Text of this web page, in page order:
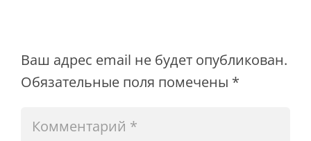
Ваш адрес email не будет опубликован.
Обязательные поля помечены *